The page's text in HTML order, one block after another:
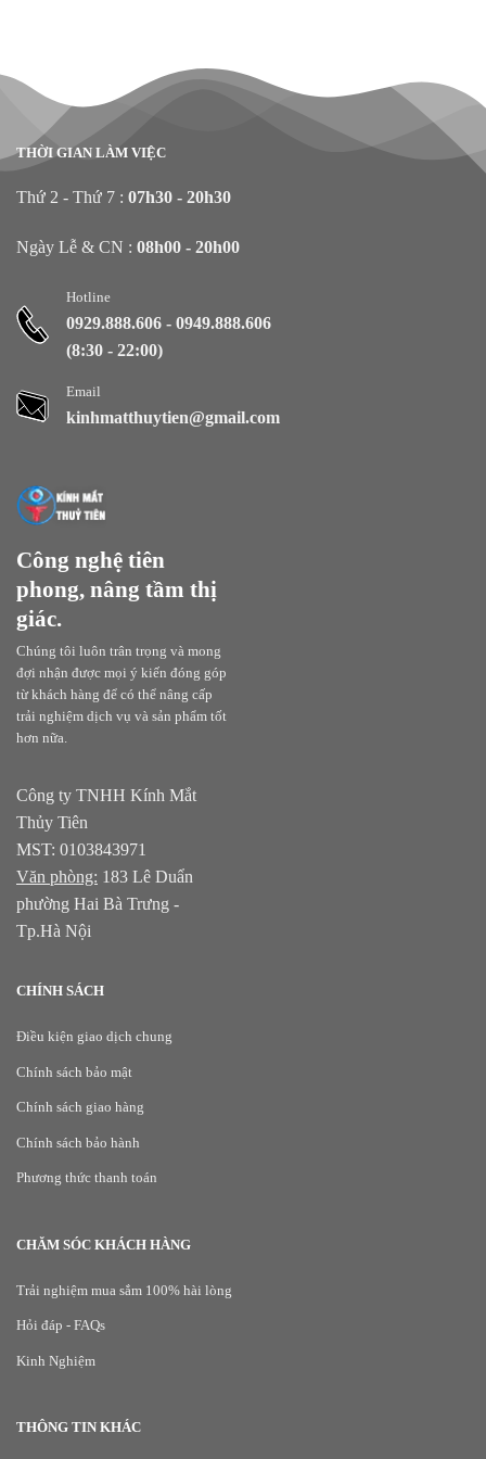
Công nghệ tiên
phong, nâng tầm thị
giác.
Chúng tôi luôn trân trọng và mong
đợi nhận được mọi ý kiến đóng góp
từ khách hàng để có thể nâng cấp
trải nghiệm dịch vụ và sản phẩm tốt
hơn nữa.
Công ty TNHH Kính Mắt
Thủy Tiên
MST: 0103843971
Văn phòng: 183 Lê Duẩn
phường Hai Bà Trưng -
Tp.Hà Nội
THỜI GIAN LÀM VIỆC
Thứ 2 - Thứ 7 : 07h30 - 20h30
Ngày Lễ & CN : 08h00 - 20h00
Hotline
0929.888.606 - 0949.888.606
(8:30 - 22:00)
Email
kinhmatthuytien@gmail.com
CHÍNH SÁCH
Điều kiện giao dịch chung
Chính sách bảo mật
Chính sách giao hàng
Chính sách bảo hành
Phương thức thanh toán
CHĂM SÓC KHÁCH HÀNG
Trải nghiệm mua sắm 100% hài lòng
Hỏi đáp - FAQs
Kinh Nghiệm
THÔNG TIN KHÁC